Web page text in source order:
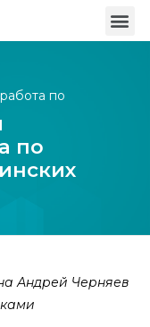
по
по
Андрей Черняев